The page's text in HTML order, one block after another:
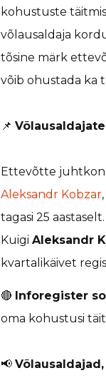
kohustuste
võlausaldaja
tõsine märk
võib ohustada ka
📌
Ettevõtte
Aleksandr Kobzar
tagasi 25
Kuigi Aleksandr
kvartalikäivet
🔴 Inforegister
oma kohustusi
📢